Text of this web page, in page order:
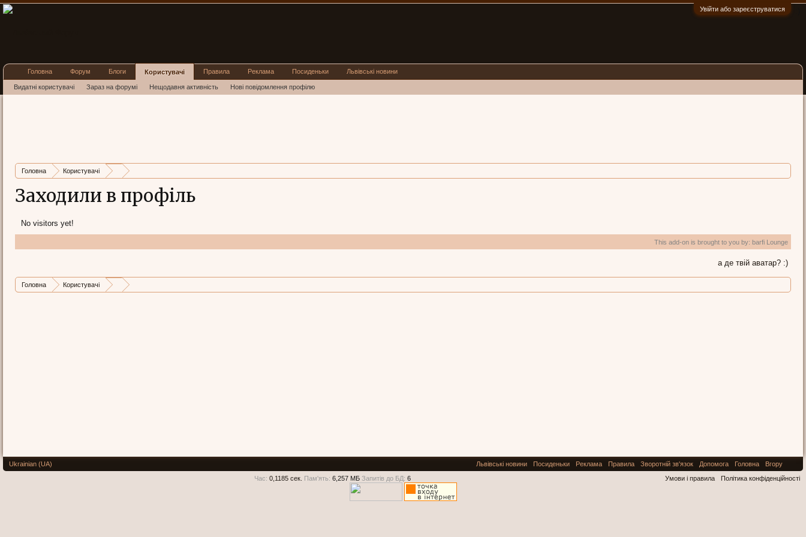
Увійти або зареєструватися
Головна Користувачі
Заходили в профіль
No visitors yet!
This add-on is brought to you by: barfi Lounge
а де твій аватар? :)
Головна Користувачі
Головна Форум Блоги Користувачі
Видатні користувачі Зараз на форумі Нещодавня активність Нові повідомлення профілю
Правила Реклама Посиденьки Львівські новини
Ukrainian (UA) Львівські новини Посиденьки Реклама Правила Зворотній зв'язок Допомога Головна
Вгору
Умови і правила
Політика конфіденційності
Час: 0,1185 сек. Пам'ять: 6,257 МБ Запитів до БД: 6